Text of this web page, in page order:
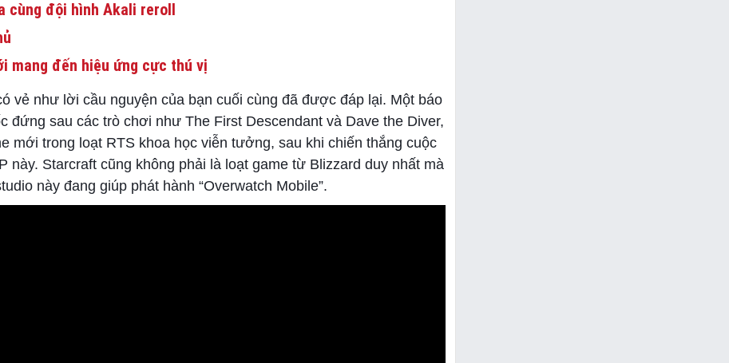
cùng đội hình Akali reroll
mang đến hiệu ứng cực thú vị
vẻ như lời cầu nguyện của bạn cuối cùng đã được đáp lại. Một báo
đứng sau các trò chơi như The First Descendant và Dave the Diver,
mới trong loạt RTS khoa học viễn tưởng, sau khi chiến thắng cuộc
này. Starcraft cũng không phải là loạt game từ Blizzard duy nhất mà
này đang giúp phát hành “Overwatch Mobile”.